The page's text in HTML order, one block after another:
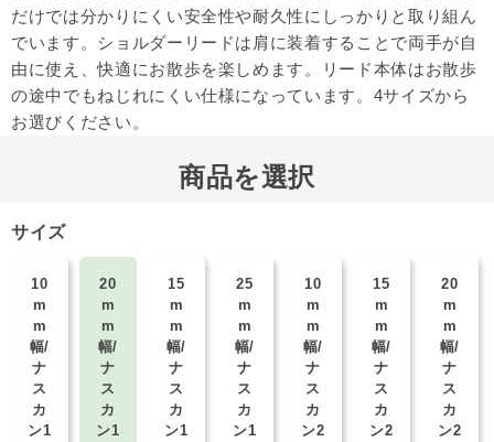
だけでは分かりにくい安全性や耐久性にしっかりと取り組ん
でいます。ショルダーリードは肩に装着することで両手が自
由に使え、快適にお散歩を楽しめます。リード本体はお散歩
の途中でもねじれにくい仕様になっています。4サイズから
お選びください。
商品を選択
サイズ
10
m
m
幅/
ナ
ス
カ
ン1
20
m
m
幅/
ナ
ス
カ
ン1
15
m
m
幅/
ナ
ス
カ
ン1
25
m
m
幅/
ナ
ス
カ
ン1
10
m
m
幅/
ナ
ス
カ
ン2
15
m
m
幅/
ナ
ス
カ
ン2
20
m
m
幅/
ナ
ス
カ
ン2